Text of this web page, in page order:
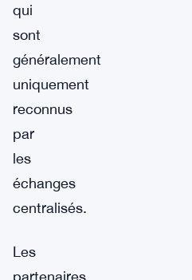
qui
sont
généralement
uniquement
reconnus
par
les
échanges
centralisés.
Les
partenaires